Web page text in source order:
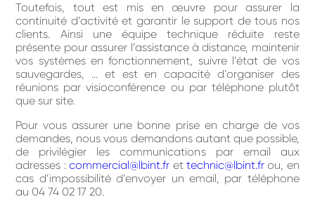
Toutefois, tout est mis en œuvre pour assurer la
continuité d’activité et garantir le support de tous nos
clients. Ainsi une équipe technique réduite reste
présente pour assurer l’assistance à distance, maintenir
vos systèmes en fonctionnement, suivre l’état de vos
sauvegardes, … et est en capacité d’organiser des
réunions par visioconférence ou par téléphone plutôt
que sur site.
Pour vous assurer une bonne prise en charge de vos
demandes, nous vous demandons autant que possible,
de privilégier les communications par email aux
adresses :commercial@lbint.fr et technic@lbint.frou, en
cas d’impossibilité d’envoyer un email, par téléphone
au 04 74 02 17 20.